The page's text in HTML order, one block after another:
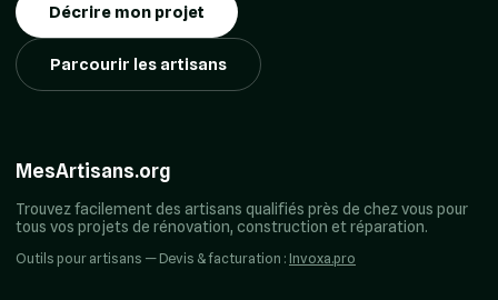
Décrire mon projet
Parcourir les artisans
MesArtisans.org
Trouvez facilement des artisans qualifiés près de chez vous pour
tous vos projets de rénovation, construction et réparation.
Outils pour artisans — Devis & facturation : Invoxa.pro